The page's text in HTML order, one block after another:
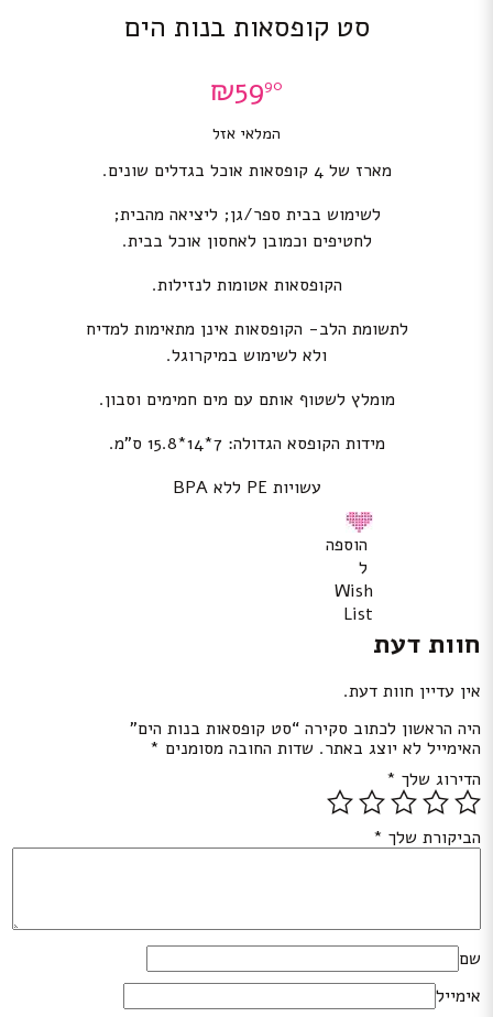
סט קופסאות בנות הים
₪5990
המלאי אזל
מארז של 4 קופסאות אוכל בגדלים שונים.
לשימוש בבית ספר/גן; ליציאה מהבית;
לחטיפים וכמובן לאחסון אוכל בבית.
הקופסאות אטומות לנזילות.
לתשומת הלב- הקופסאות אינן מתאימות למדיח
ולא לשימוש במיקרוגל.
מומלץ לשטוף אותם עם מים חמימים וסבון.
מידות הקופסא הגדולה: 7*14*15.8 ס”מ.
עשויות PE ללא BPA
הוספה
ל
Wish
List
חוות דעת
אין עדיין חוות דעת.
היה הראשון לכתוב סקירה “סט קופסאות בנות הים”
האימייל לא יוצג באתר. שדות החובה מסומנים *
הדירוג שלך *
הביקורת שלך *
שם
אימייל